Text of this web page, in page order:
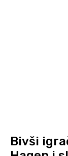
Bivši